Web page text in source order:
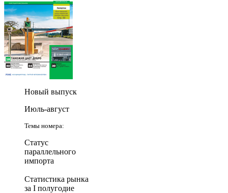
Новый выпуск
Июль-август
Темы номера:
Статус
параллельного
импорта
Статистика рынка
за I полугодие